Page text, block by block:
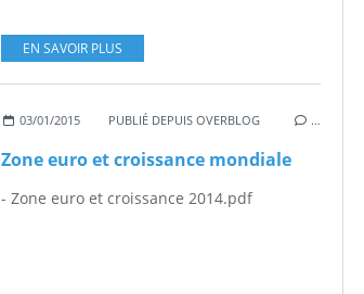
EN SAVOIR PLUS
03/01/2015 PUBLIÉ DEPUIS OVERBLOG …
Zone euro et croissance mondiale
- Zone euro et croissance 2014.pdf